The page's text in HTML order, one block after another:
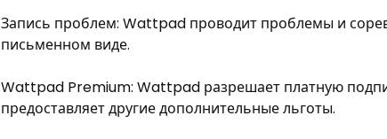
Запись проблем: Wattpad проводит проблемы и
письменном виде.
Wattpad Premium: Wattpad разрешает платную
предоставляет другие дополнительные льготы.